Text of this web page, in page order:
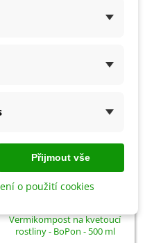
Přidat do košíku
Vermikompost na kvetoucí
rostliny - BoPon - 500 ml
Přijmout vše
o použití cookies